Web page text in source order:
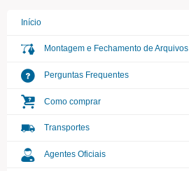
Início
Montagem e Fechamento de Arquivos
Perguntas Frequentes
Como comprar
Transportes
Agentes Oficiais